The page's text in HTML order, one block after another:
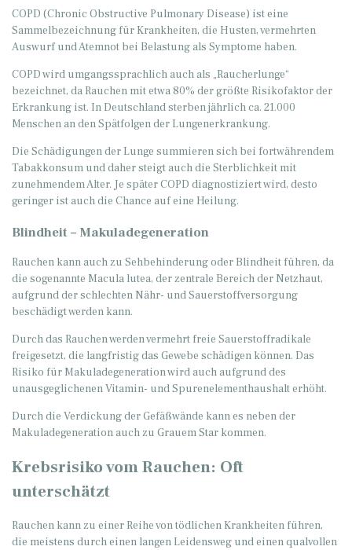
COPD (Chronic Obstructive Pulmonary Disease) ist eine
Sammelbezeichnung für Krankheiten, die Husten, vermehrten
Auswurf und Atemnot bei Belastung als Symptome haben.
COPD wird umgangssprachlich auch als „Raucherlunge“
bezeichnet, da Rauchen mit etwa 80% der größte Risikofaktor der
Erkrankung ist. In Deutschland sterben jährlich ca. 21.000
Menschen an den Spätfolgen der Lungenerkrankung.
Die Schädigungen der Lunge summieren sich bei fortwährendem
Tabakkonsum und daher steigt auch die Sterblichkeit mit
zunehmendem Alter. Je später COPD diagnostiziert wird, desto
geringer ist auch die Chance auf eine Heilung.
Blindheit – Makuladegeneration
Rauchen kann auch zu Sehbehinderung oder Blindheit führen, da
die sogenannte Macula lutea, der zentrale Bereich der Netzhaut,
aufgrund der schlechten Nähr- und Sauerstoffversorgung
beschädigt werden kann.
Durch das Rauchen werden vermehrt freie Sauerstoffradikale
freigesetzt, die langfristig das Gewebe schädigen können. Das
Risiko für Makuladegeneration wird auch aufgrund des
unausgeglichenen Vitamin- und Spurenelementhaushalt erhöht.
Durch die Verdickung der Gefäßwände kann es neben der
Makuladegeneration auch zu Grauem Star kommen.
Krebsrisiko vom Rauchen: Oft
unterschätzt
Rauchen kann zu einer Reihe von tödlichen Krankheiten führen,
die meistens durch einen langen Leidensweg und einen qualvollen